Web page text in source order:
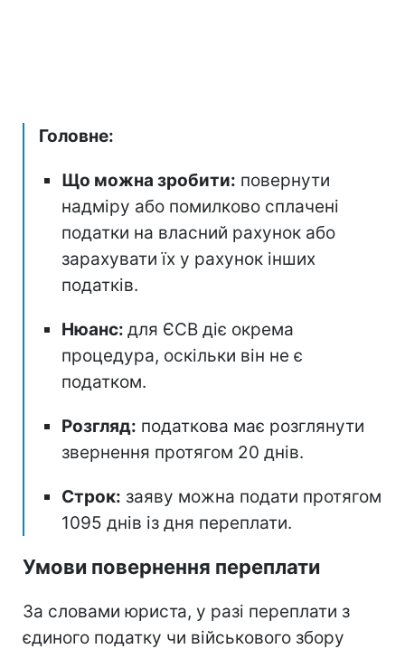
Головне:
Що можна зробити: повернути
надміру або помилково сплачені
податки на власний рахунок або
зарахувати їх у рахунок інших
податків.
Нюанс: для ЄСВ діє окрема
процедура, оскільки він не є
податком.
Розгляд: податкова має розглянути
звернення протягом 20 днів.
Строк: заяву можна подати протягом
1095 днів із дня переплати.
Умови повернення переплати
За словами юриста, у разі переплати з
єдиного податку чи військового збору